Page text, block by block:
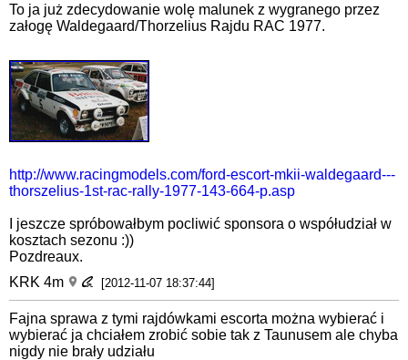
To ja już zdecydowanie wolę malunek z wygranego przez
załogę Waldegaard/Thorzelius Rajdu RAC 1977.
http://www.racingmodels.com/ford-escort-mkii-waldegaard---
thorszelius-1st-rac-rally-1977-143-664-p.asp
I jeszcze spróbowałbym pocliwić sponsora o współudział w
kosztach sezonu :))
Pozdreaux.
KRK 4m
[2012-11-07 18:37:44]
Fajna sprawa z tymi rajdówkami escorta można wybierać i
wybierać ja chciałem zrobić sobie tak z Taunusem ale chyba
nigdy nie brały udziału